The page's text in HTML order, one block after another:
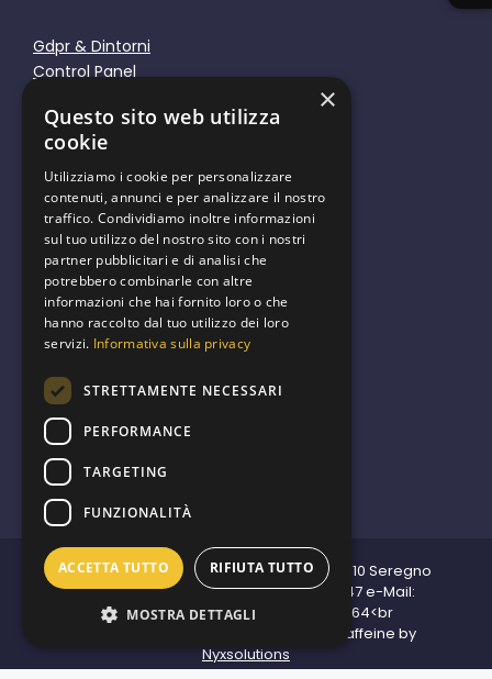
Gdpr & Dintorni
Control Panel
Cookie Policy
Privacy Policy
We are green
The internet should be a global
public good healthy for the planet
and for the people who use it.
© 2023Nyx SolutionsCorso del Popolo 10 Seregno
Monza-Brianza Tel : +39 (0362) 82 73 47 e-Mail:
hello@nyxsolutions.it | P.I. 08071680964<br
& Caffeine by
Nyxsolutions
×
Questo sito web utilizza
cookie
Utilizziamo i cookie per personalizzare
contenuti, annunci e per analizzare il nostro
traffico. Condividiamo inoltre informazioni
sul tuo utilizzo del nostro sito con i nostri
partner pubblicitari e di analisi che
potrebbero combinarle con altre
informazioni che hai fornito loro o che
hanno raccolto dal tuo utilizzo dei loro
servizi. Informativa sulla privacy
STRETTAMENTE NECESSARI
PERFORMANCE
TARGETING
FUNZIONALITÀ
ACCETTA TUTTO RIFIUTA TUTTO
MOSTRA DETTAGLI